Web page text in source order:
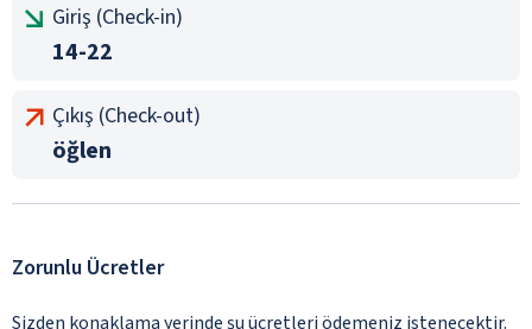
Giriş (Check-in)
14-22
Çıkış (Check-out)
öğlen
Zorunlu Ücretler
Sizden konaklama yerinde şu ücretleri ödemeniz istenecektir.